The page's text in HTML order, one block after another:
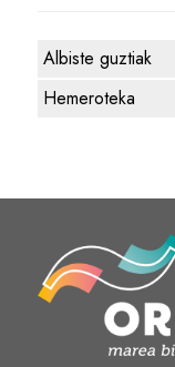
Albiste guztiak
Hemeroteka